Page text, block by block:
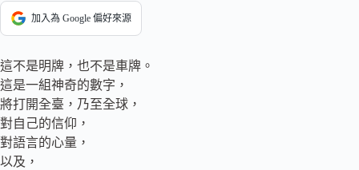
加入為 Google 偏好來源
這不是明牌，也不是車牌。
這是一組神奇的數字，
將打開全臺，乃至全球，
對自己的信仰，
對語言的心量，
以及，